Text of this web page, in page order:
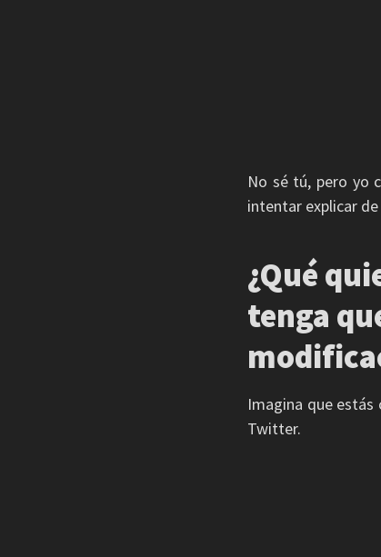
No sé tú, pero yo
intentar explicar
¿Qué
tenga
Imagina que estás
Twitter.